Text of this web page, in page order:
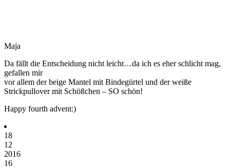
Maja
Da fällt die Entscheidung nicht leicht…da ich es eher schlicht mag,
gefallen mir
vor allem der beige Mantel mit Bindegürtel und der weiße
Strickpullover mit Schößchen – SO schön!
Happy fourth advent:)
18
12
2016
16